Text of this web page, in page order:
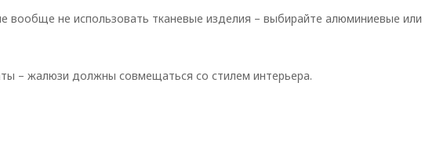
вообще не использовать тканевые изделия – выбирайте алюминиевые или
– жалюзи должны совмещаться со стилем интерьера.